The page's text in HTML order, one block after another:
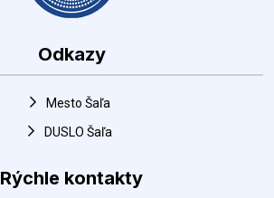
Odkazy
Mesto Šaľa
DUSLO Šaľa
Rýchle kontakty